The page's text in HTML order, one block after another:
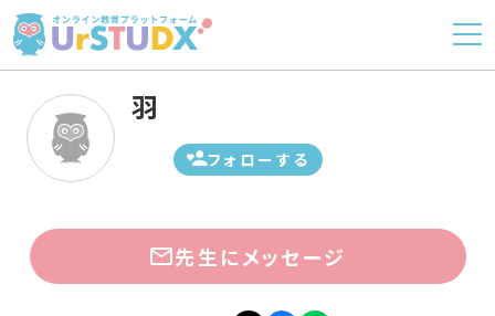
フォローする
羽
先生にメッセージ